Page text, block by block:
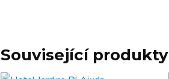
Související produkty